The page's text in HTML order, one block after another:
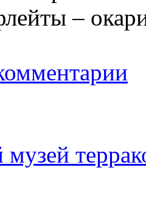
–
музей